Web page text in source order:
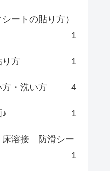
ートの貼り方）
1
り方 1
方・洗い方 4
♪ 1
溶接 防滑シー
1